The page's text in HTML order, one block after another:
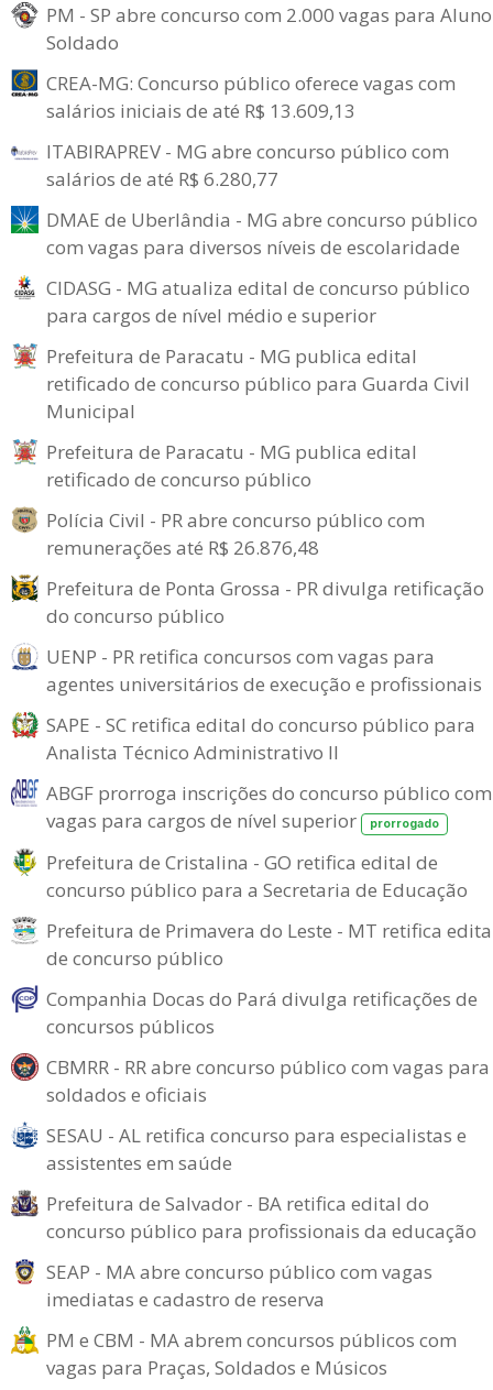
PM - SP abre concurso com 2.000 vagas para
Soldado
CREA-MG: Concurso público oferece vagas com
salários iniciais de até R$ 13.609,13
ITABIRAPREV - MG abre concurso público com
salários de até R$ 6.280,77
DMAE de Uberlândia - MG abre concurso público
com vagas para diversos níveis de escolaridade
CIDASG - MG atualiza edital de concurso público
para cargos de nível médio e superior
Prefeitura de Paracatu - MG publica edital
retificado de concurso público para Guarda Civil
Municipal
Prefeitura de Paracatu - MG publica edital
retificado de concurso público
Polícia Civil - PR abre concurso público com
remunerações até R$ 26.876,48
Prefeitura de Ponta Grossa - PR divulga retificação
do concurso público
UENP - PR retifica concursos com vagas para
agentes universitários de execução e profissionais
SAPE - SC retifica edital do concurso público para
Analista Técnico Administrativo II
ABGF prorroga inscrições do concurso público com
vagas para cargos de nível superior
prorrogado
Prefeitura de Cristalina - GO retifica edital de
concurso público para a Secretaria de Educação
Prefeitura de Primavera do Leste - MT retifica
de concurso público
Companhia Docas do Pará divulga retificações de
concursos públicos
CBMRR - RR abre concurso público com vagas para
soldados e oficiais
SESAU - AL retifica concurso para especialistas e
assistentes em saúde
Prefeitura de Salvador - BA retifica edital do
concurso público para profissionais da educação
SEAP - MA abre concurso público com vagas
imediatas e cadastro de reserva
PM e CBM - MA abrem concursos públicos com
vagas para Praças, Soldados e Músicos